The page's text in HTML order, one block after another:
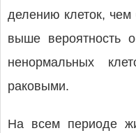
делению клеток, чем
выше вероятность
ненормальных
раковыми.
На всем периоде